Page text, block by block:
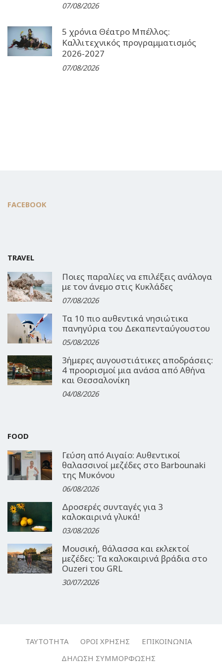
07/08/2026
5 χρόνια Θέατρο Μπέλλος:
Καλλιτεχνικός προγραμματισμός
2026-2027
07/08/2026
FACEBOOK
TRAVEL
Ποιες παραλίες να επιλέξεις ανάλογα
με τον άνεμο στις Κυκλάδες
07/08/2026
Τα 10 πιο αυθεντικά νησιώτικα
πανηγύρια του Δεκαπενταύγουστου
05/08/2026
3ήμερες αυγουστιάτικες αποδράσεις:
4 προορισμοί μια ανάσα από Αθήνα
και Θεσσαλονίκη
04/08/2026
FOOD
Γεύση από Αιγαίο: Αυθεντικοί
θαλασσινοί μεζέδες στο Barbounaki
της Μυκόνου
06/08/2026
Δροσερές συνταγές για 3
καλοκαιρινά γλυκά!
03/08/2026
Μουσική, θάλασσα και εκλεκτοί
μεζέδες: Τα καλοκαιρινά βράδια στο
Ouzeri του GRL
30/07/2026
ΤΑΥΤΌΤΗΤΑ ΌΡΟΙ ΧΡΉΣΗΣ
ΕΠΙΚΟΙΝΩΝΊΑ
ΔΉΛΩΣΗ ΣΥΜΜΌΡΦΩΣΗΣ